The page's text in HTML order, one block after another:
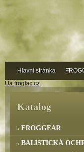
Ua.frogtac.cz
Katalog
FROGGEAR
BALISTICKÁ
Hlavní stránka